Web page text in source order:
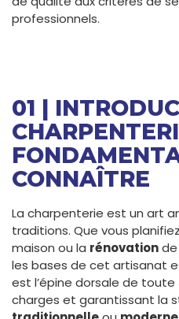
professionnels.
01 |
CONNAÎTRE
La charpenterie est un art
traditions. Que vous
maison ou la rénovation
les bases de cet artisanat
est l’épine dorsale de toute
charges et garantissant la